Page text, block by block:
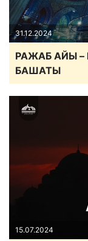
31.12.2024
РАЖАБ АЙЫ
БАШАТЫ
15.07.2024